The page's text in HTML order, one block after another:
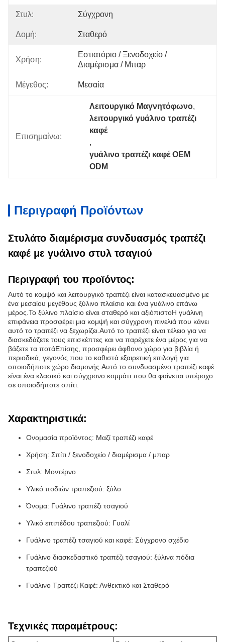
Στυλ: Σύγχρονη
Δομή: Σταθερό
Χρήση:
Εστιατόριο / Ξενοδοχείο /
Διαμέρισμα / Μπαρ
Μέγεθος: Μεσαία
Επισημαίνω:
Λειτουργικό Μαγνητόφωνο,
λειτουργικό γυάλινο τραπέζι
καφέ
,
γυάλινο τραπέζι καφέ OEM
ODM
Περιγραφή Προϊόντων
Στυλάτο διαμέρισμα συνδυασμός τραπέζι
καφέ με γυάλινο στυλ τσαγιού
Περιγραφή του προϊόντος:
Αυτό το κομψό και λειτουργικό τραπέζι είναι κατασκευασμένο με
ένα μεσαίου μεγέθους ξύλινο πλαίσιο και ένα γυάλινο επάνω
μέρος.Το ξύλινο πλαίσιο είναι σταθερό και αξιόπιστοΗ γυάλινη
επιφάνεια προσφέρει μια κομψή και σύγχρονη πινελιά που κάνει
αυτό το τραπέζι να ξεχωρίζει.Αυτό το τραπέζι είναι τέλειο για να
διασκεδάζετε τους επισκέπτες και να παρέχετε ένα μέρος για να
βάζετε τα ποτάΕπίσης, προσφέρει άφθονο χώρο για βιβλία ή
περιοδικά, γεγονός που το καθιστά εξαιρετική επιλογή για
οποιοδήποτε χώρο διαμονής.Αυτό το συνδυασμένο τραπέζι καφέ
είναι ένα κλασικό και σύγχρονο κομμάτι που θα φαίνεται υπέροχο
σε οποιοδήποτε σπίτι.
Χαρακτηριστικά:
Ονομασία προϊόντος: Μαζί τραπέζι καφέ
Χρήση: Σπίτι / ξενοδοχείο / διαμέρισμα / μπαρ
Στυλ: Μοντέρνο
Υλικό ποδιών τραπεζιού: ξύλο
Όνομα: Γυάλινο τραπέζι τσαγιού
Υλικό επιπέδου τραπεζιού: Γυαλί
Γυάλινο τραπέζι τσαγιού και καφέ: Σύγχρονο σχέδιο
Γυάλινο διασκεδαστικό τραπέζι τσαγιού: ξύλινα πόδια
τραπεζιού
Γυάλινο Τραπέζι Καφέ: Ανθεκτικό και Σταθερό
Τεχνικές παραμέτρους: